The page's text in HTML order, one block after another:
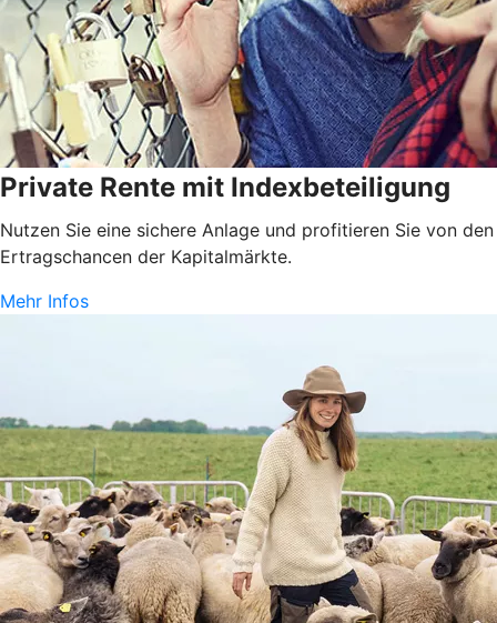
Private Rente mit Indexbeteiligung
Nutzen Sie eine sichere Anlage und profitieren Sie von den
Ertragschancen der Kapitalmärkte.
Mehr Infos